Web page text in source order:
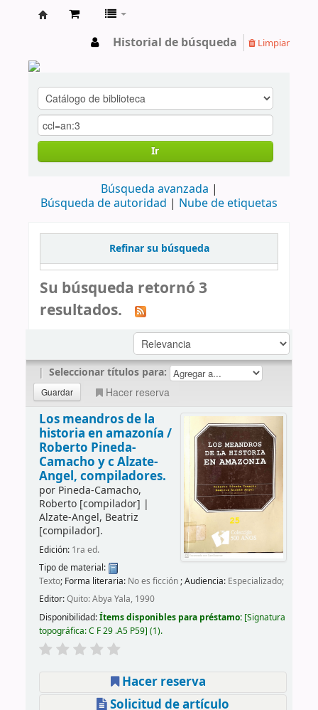
Historial de búsqueda Limpiar
Ir
Búsqueda avanzada
Búsqueda de autoridad
Nube de etiquetas
Refinar su búsqueda
Su búsqueda retornó 3
resultados.
| Seleccionar títulos para:
Hacer reserva
Los meandros de la
historia en amazonía /
Roberto Pineda-
Camacho y c Alzate-
Angel, compiladores.
por Pineda-Camacho,
Roberto[compilador] |
Alzate-Angel, Beatriz
[compilador].
Edición: 1ra ed.
Tipo de material:
Texto; Forma literaria: No es ficción; Audiencia: Especializado;
Editor:Quito: Abya Yala, 1990
Disponibilidad:Ítems disponibles para préstamo: Signatura
topográfica:C F 29 .A5 P59 (1).
Hacer reserva
Solicitud de artículo